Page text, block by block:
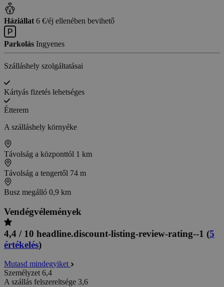
Háziállat 6 €/éj ellenében bevihető
Parkolás Ingyenes
Szálláshely szolgáltatásai
Kártyás fizetés lehetséges
Étterem
A szálláshely környéke
Távolság a központtól 1 km
Távolság a tengertől 74 m
Busz megálló 0,9 km
Vendégvélemények
4,4 / 10 headline.discount-listing-review-rating--1 (5
értékelés)
Mutasd mindegyiket
Személyzet 6,4
A szállás felszereltsége 3,6